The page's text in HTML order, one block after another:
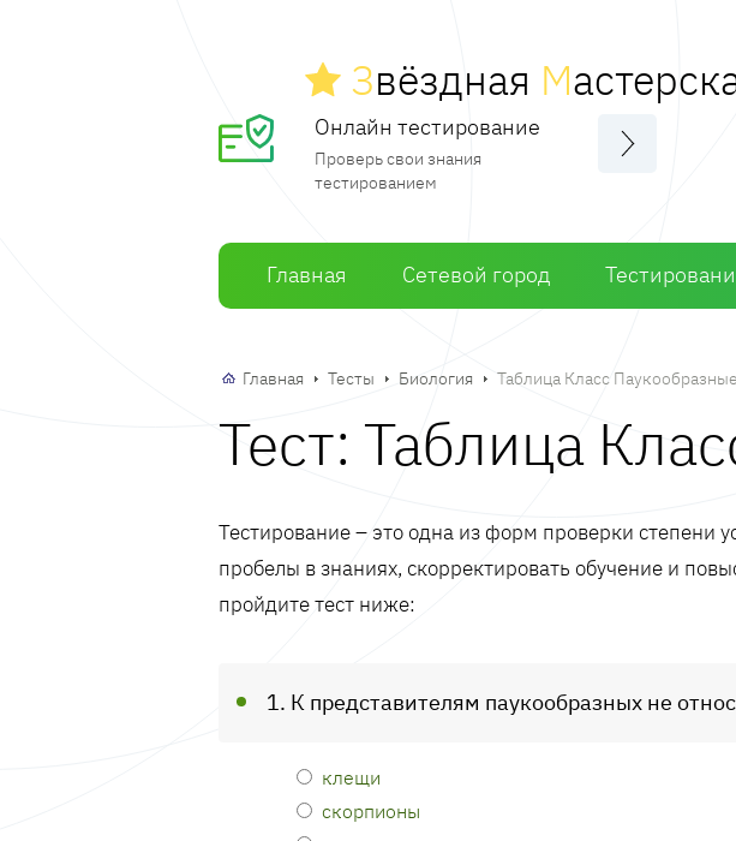
Звёздная М
Онлайн тестирование
Проверь свои знания
тестированием
Главная Сетевой город
Главная Тесты Биология Таблица Класс Паукообразные
Тест: Таблица
Тестирование – это одна из форм проверки степени
пробелы в знаниях, скорректировать обучение и
пройдите тест ниже:
1. К представителям паукообразных не
клещи
скорпионы